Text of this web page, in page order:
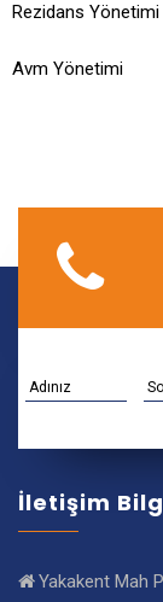
Rezidans Yönetimi
Avm Yönetimi
İletişim
Yakakent Mah